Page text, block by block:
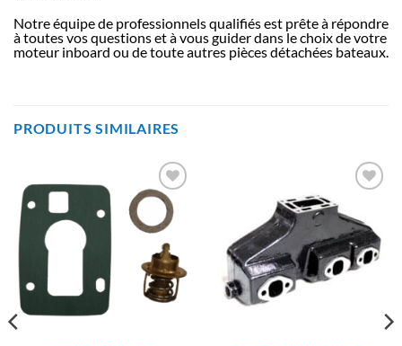
Notre équipe de professionnels qualifiés est prête à répondre
à toutes vos questions et à vous guider dans le choix de votre
moteur inboard ou de toute autres pièces détachées bateaux.
PRODUITS SIMILAIRES
AJOUTER
À LA
LISTE
D’ENVIES
AJOUTER
À LA
LISTE
D’ENVIES